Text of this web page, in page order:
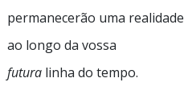
permanecerão uma realidade
ao longo da vossa
futura linha do tempo.